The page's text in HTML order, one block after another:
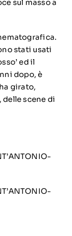
sul masso a
stati usati
ed il
dopo, è
girato,
delle scene di